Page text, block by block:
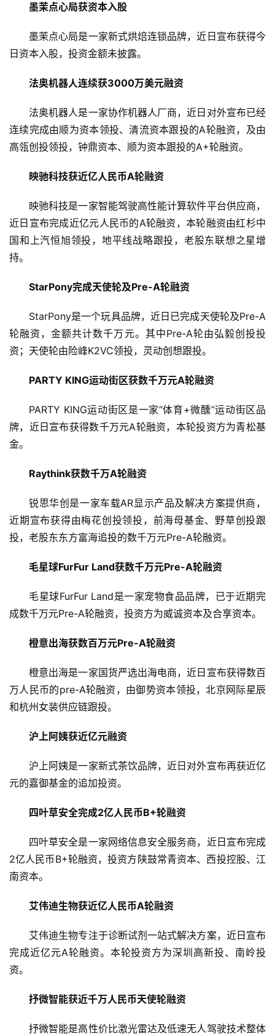
首
资
业
观
企
业
投稿
墨茉点心局获资本入股
墨茉点心局是一家新式烘焙连锁品牌，近日宣布获得今
日资本入股，投资金额未披露。
法奥机器人连续获3000万美元融资
法奥机器人是一家协作机器人厂商，近日对外宣布已经
连续完成由顺为资本领投、清流资本跟投的A轮融资，及由
高瓴创投领投，钟鼎资本、顺为资本跟投的A+轮融资。
映驰科技获近亿人民币A轮融资
映驰科技是一家智能驾驶高性能计算软件平台供应商，
近日宣布完成近亿元人民币的A轮融资，本轮融资由红杉中
国和上汽恒旭领投，地平线战略跟投，老股东联想之星增
持。
StarPony完成天使轮及Pre-A轮融资
StarPony是一个玩具品牌，近日已完成天使轮及Pre-A
轮融资，金额共计数千万元。其中Pre-A轮由弘毅创投投
资；天使轮由险峰K2VC领投，灵动创想跟投。
PARTY KING运动街区获数千万元A轮融资
PARTY KING运动街区是一家“体育+微醺”运动街区品
牌，近日宣布获得数千万元A轮融资，本轮投资方为青松基
金。
Raythink获数千万A轮融资
锐思华创是一家车载AR显示产品及解决方案提供商，
近期宣布获得由梅花创投领投，前海母基金、野草创投跟
投，老股东东方富海追投的数千万元Pre-A轮融资。
毛星球FurFur Land获数千万元Pre-A轮融资
毛星球FurFur Land是一家宠物食品品牌，已于近期完
成数千万元Pre-A轮融资，投资方为威诚资本及合享资本。
橙意出海获数百万元Pre-A轮融资
橙意出海是一家国货严选出海电商，近日宣布获得数百
万人民币的pre-A轮融资，由御势资本领投，北京网际星辰
和杭州女装供应链跟投。
沪上阿姨获近亿元融资
沪上阿姨是一家新式茶饮品牌，近日对外宣布再获近亿
元的嘉御基金的追加投资。
四叶草安全完成2亿人民币B+轮融资
四叶草安全是一家网络信息安全服务商，近日宣布完成
2亿人民币B+轮融资，投资方陕鼓常青资本、西投控股、江
南资本。
艾伟迪生物获近亿人民币A轮融资
艾伟迪生物专注于诊断试剂一站式解决方案，近日宣布
完成近亿元A轮融资。本轮投资方为深圳高新投、南岭投
资。
抒微智能获近千万人民币天使轮融资
抒微智能是高性价比激光雷达及低速无人驾驶技术整体